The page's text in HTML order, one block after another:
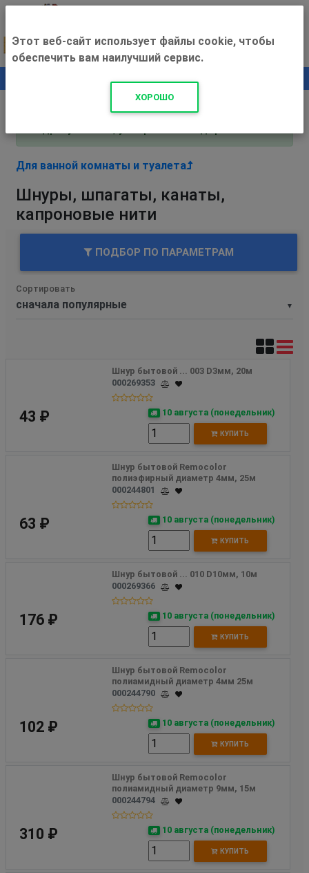
+500 ₽
Внимание! С 3 августа магазин работает по
Для ванной комнаты и туалета
Шнуры, шпагаты, канаты,
капроновые нити
ПОДБОР ПО ПАРАМЕТРАМ
▼
Сортировать
Шнур бытовой ... 003 D3мм, 20м
000269353
43 ₽ 10 августа (понедельник)
КУПИТЬ
Шнур бытовой Remocolor
полиэфирный диаметр 4мм, 25м
000244801
63 ₽ 10 августа (понедельник)
КУПИТЬ
Шнур бытовой ... 010 D10мм, 10м
000269366
176 ₽ 10 августа (понедельник)
КУПИТЬ
Шнур бытовой Remocolor
полиамидный диаметр 4мм 25м
000244790
102 ₽ 10 августа (понедельник)
КУПИТЬ
Шнур бытовой Remocolor
полиамидный диаметр 9мм, 15м
000244794
310 ₽ 10 августа (понедельник)
КУПИТЬ
Этот веб-сайт использует файлы cookie, чтобы
обеспечить вам наилучший сервис.
ХОРОШО